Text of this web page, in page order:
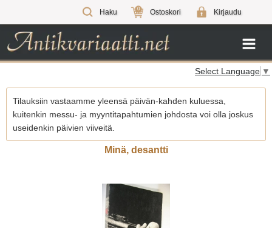
Haku 0 Ostoskori Kirjaudu
Select Language ▼
Tilauksiin vastaamme yleensä päivän-kahden kuluessa,
kuitenkin messu- ja myyntitapahtumien johdosta voi olla joskus
useidenkin päivien viiveitä.
Minä, desantti